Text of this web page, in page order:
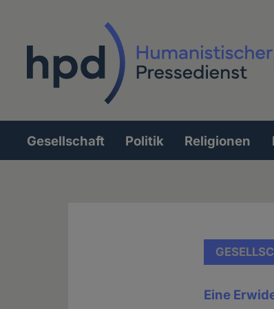
Hauptnavigation
Gesellschaft Politik Religionen
Eine